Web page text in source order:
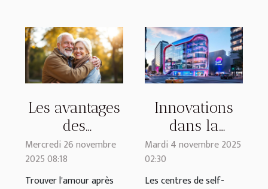
Les avantages
des
plateformes
dédiées aux
plus de 60 ans
Mercredi 26 novembre
2025 08:18
Trouver l'amour après
Innovations
dans la
conception de
centres de
self-stockage
Mardi 4 novembre 2025
02:30
Les centres de self-